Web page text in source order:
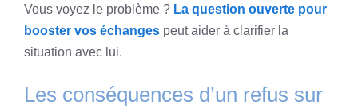
Vous voyez le problème ? La question ouverte pour
booster vos échanges peut aider à clarifier la
situation avec lui.
Les conséquences d’un refus sur